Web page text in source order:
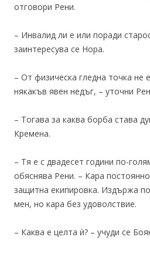
отговори Рени.
– Инвалид ли е или поради
заинтересува се Нора.
– От физическа гледна точка не
някакъв явен недъг, – уточни
– Тогава за каква борба става
Кремена.
– Тя е с двадесет години по-
обяснява Рени. – Кара
защитна екипировка. Издържа
мен, но кара без удоволствие.
– Каква е целта ѝ? – учуди се